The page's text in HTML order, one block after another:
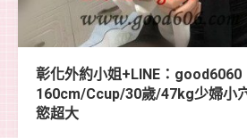
彰化外約小姐+LINE：good6060
160cm/Ccup/30歲/47kg少婦小
慾超大